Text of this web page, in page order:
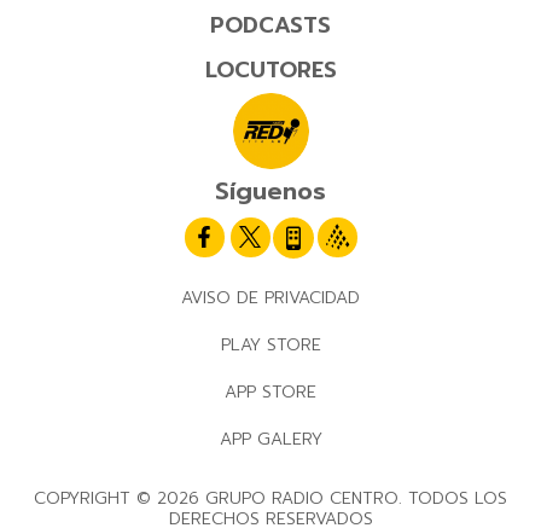
PODCASTS
LOCUTORES
Síguenos
AVISO DE PRIVACIDAD
PLAY STORE
APP STORE
APP GALERY
COPYRIGHT © 2026 GRUPO RADIO CENTRO. TODOS LOS
DERECHOS RESERVADOS